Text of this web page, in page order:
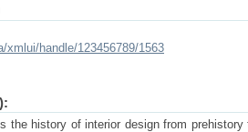
xmlui/handle/123456789/1563
the history of interior design from